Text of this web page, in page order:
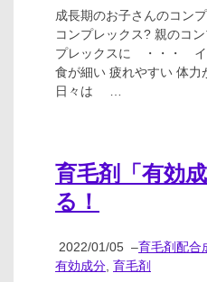
成長期のお子さんのコン
コンプレックス? 親のコ
プレックスに ・・・ イ
食が細い 疲れやすい 体
日々は …
育毛剤「有効
る！
2022/01/05 –育毛剤配合
有効成分 育毛剤